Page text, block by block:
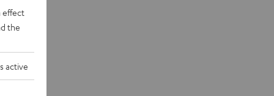
effect
the
active